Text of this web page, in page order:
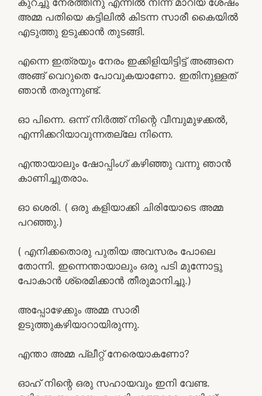
അമ്മ പതിയെ കട്ടിലിൽ കിടന്ന സാരീ കൈയിൽ
എടുത്തു ഉടുക്കാൻ തുടങ്ങി.
എന്നെ ഇത്രയും നേരം ഇക്കിളിയിട്ടിട്ട് അങ്ങനെ
അങ്ങ് വെറുതെ പോവുകയാണോ. ഇതിനുള്ളത്
ഞാൻ തരുന്നുണ്ട്.
ഓ പിന്നെ. ഒന്ന് നിർത്ത് നിന്റെ വീമ്പുമുഴക്കൽ,
എന്നിക്കറിയാവുന്നതല്ലേ നിന്നെ.
എന്തായാലും ഷോപ്പിംഗ് കഴിഞ്ഞു വന്നു ഞാൻ
കാണിച്ചുതരാം.
ഓ ശെരി. ( ഒരു കളിയാക്കി ചിരിയോടെ അമ്മ
പറഞ്ഞു.)
( എനിക്കതൊരു പുതിയ അവസരം പോലെ
തോന്നി. ഇന്നെന്തായാലും ഒരു പടി മുന്നോട്ടു
പോകാൻ ശ്രെമിക്കാൻ തീരുമാനിച്ചു.)
അപ്പോഴേക്കും അമ്മ സാരീ
ഉടുത്തുകഴിയാറായിരുന്നു.
എന്താ അമ്മ പ്ലീറ്റ് നേരെയാകണോ?
ഓഹ് നിന്റെ ഒരു സഹായവും ഇനി വേണ്ട.